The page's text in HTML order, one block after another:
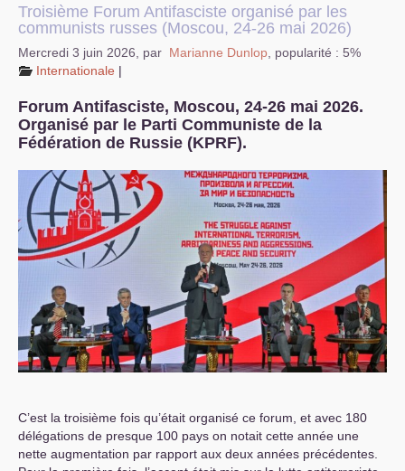
Troisième Forum Antifasciste organisé par les
communists russes (Moscou, 24-26 mai 2026)
Mercredi 3 juin 2026 par Marianne Dunlop popularité : 5%
Internationale |
Forum Antifasciste, Moscou, 24-26 mai 2026.
Organisé par le Parti Communiste de la
Fédération de Russie (KPRF).
C’est la troisième fois qu’était organisé ce forum, et avec 180
délégations de presque 100 pays on notait cette année une
nette augmentation par rapport aux deux années précédentes.